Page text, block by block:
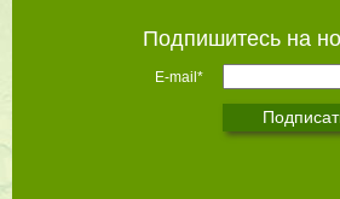
Подпишитесь на
E-mail*